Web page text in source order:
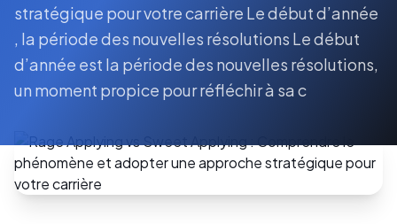
stratégique pour votre carrière Le début d’année
, la période des nouvelles résolutions Le début
d’année est la période des nouvelles résolutions,
un moment propice pour réfléchir à sa c